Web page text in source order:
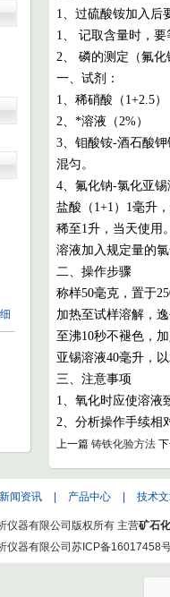
1、过硫酸铵加入后
1、 记取含量时，要
2、 磷的测定（氟化
一、试剂：
1、稀硝酸（ 1+2.5）
2、*溶液（2%）
3、钼酸铵-酒石酸钾
混匀。
4、氟化钠-氯化亚锡
盐酸（ 1+1 ） 1毫升
稀至 1升，当天使用
溶液加入规定量的氯
二、操作步骤
称样50毫克，置于
加热至试样溶解，
至沸10秒不褪色，
亚锡溶液40毫升，以
三、注意事项
1、氧化时应使溶液
2、分析操作手续相
上一篇 铸铁化验方法下
新闻资讯 产品中心 技术
仪器有限公司版权所有 主营矿石
仪器有限公司 苏ICP备16017458